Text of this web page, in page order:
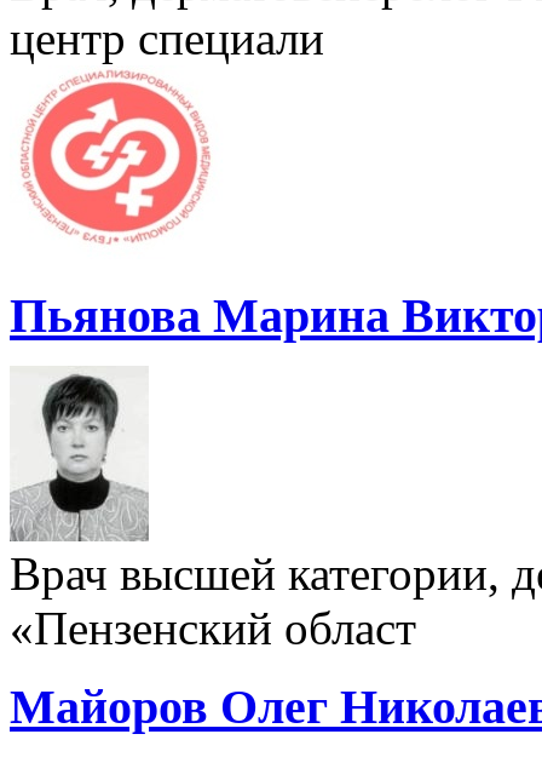
центр специали
Пьянова Марина
Врач высшей категории,
«Пензенский област
Майоров Олег